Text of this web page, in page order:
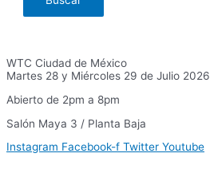
WTC Ciudad de México
Martes 28 y Miércoles 29 de Julio 2026
Abierto de 2pm a 8pm
Salón Maya 3 / Planta Baja
Instagram Facebook-f Twitter Youtube